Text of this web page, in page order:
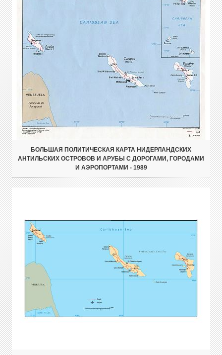
БОЛЬШАЯ ПОЛИТИЧЕСКАЯ КАРТА НИДЕРЛАНДСКИХ
АНТИЛЬСКИХ ОСТРОВОВ И АРУБЫ С ДОРОГАМИ, ГОРОДАМИ
И АЭРОПОРТАМИ - 1989